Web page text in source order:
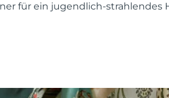
für ein jugendlich-strahlendes